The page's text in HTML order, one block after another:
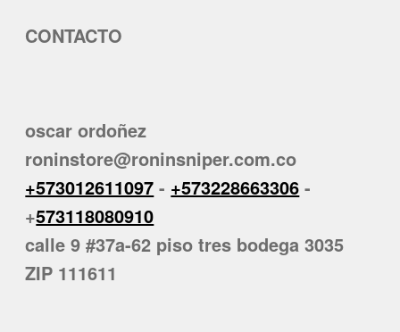
CONTACTO
oscar ordoñez
roninstore@roninsniper.com.co
+573012611097 - +573228663306 -
+573118080910
calle 9 #37a-62 piso tres bodega 3035
ZIP 111611